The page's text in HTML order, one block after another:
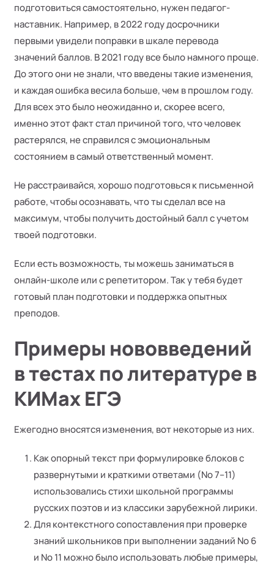
подготовиться самостоятельно, нужен педагог-
наставник. Например, в 2022 году досрочники
первыми увидели поправки в шкале перевода
значений баллов. В 2021 году все было намного проще.
До этого они не знали, что введены такие изменения,
и каждая ошибка весила больше, чем в прошлом году.
Для всех это было неожиданно и, скорее всего,
именно этот факт стал причиной того, что человек
растерялся, не справился с эмоциональным
состоянием в самый ответственный момент.
Не расстраивайся, хорошо подготовься к письменной
работе, чтобы осознавать, что ты сделал все на
максимум, чтобы получить достойный балл с учетом
твоей подготовки.
Если есть возможность, ты можешь заниматься в
онлайн-школе или с репетитором. Так у тебя будет
готовый план подготовки и поддержка опытных
преподов.
Примеры нововведений
в тестах по литературе в
КИМах ЕГЭ
Ежегодно вносятся изменения, вот некоторые из них.
Как опорный текст при формулировке блоков с
развернутыми и краткими ответами (No 7–11)
использовались стихи школьной программы
русских поэтов и из классики зарубежной лирики.
Для контекстного сопоставления при проверке
знаний школьников при выполнении заданий No 6
и No 11 можно было использовать любые примеры,